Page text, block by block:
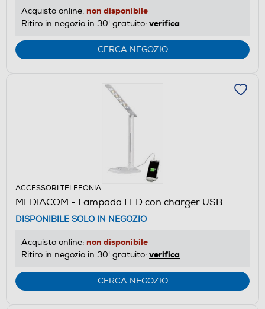
Acquisto online: non disponibile
Ritiro in negozio in 30' gratuito: verifica
CERCA NEGOZIO
ACCESSORI TELEFONIA
MEDIACOM - Lampada LED con charger USB
DISPONIBILE SOLO IN NEGOZIO
Acquisto online: non disponibile
Ritiro in negozio in 30' gratuito: verifica
CERCA NEGOZIO